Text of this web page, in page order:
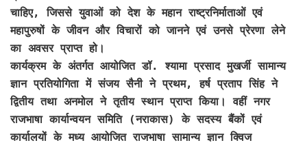
चाहिए, जिससे युवाओं को देश के महान राष्ट्रनिर्माताओं एवं
महापुरुषों के जीवन और विचारों को जानने एवं उनसे प्रेरणा लेने
का अवसर प्राप्त हो।
कार्यक्रम के अंतर्गत आयोजित डॉ. श्यामा प्रसाद मुखर्जी सामान्य
ज्ञान प्रतियोगिता में संजय सैनी ने प्रथम, हर्ष प्रताप सिंह ने
द्वितीय तथा अनमोल ने तृतीय स्थान प्राप्त किया। वहीं नगर
राजभाषा कार्यान्वयन समिति (नराकास) के सदस्य बैंकों एवं
कार्यालयों के मध्य आयोजित राजभाषा सामान्य ज्ञान क्विज